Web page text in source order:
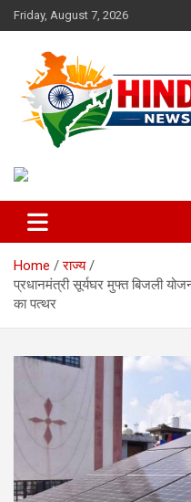
Skip
to
Friday, August 7, 2026
Hindustan
Home
राज्य
प्रधानमंत्री सूर्यघर मुफ्त बिजली
का पत्थर